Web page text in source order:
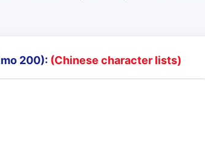
200): (Chinese character lists)